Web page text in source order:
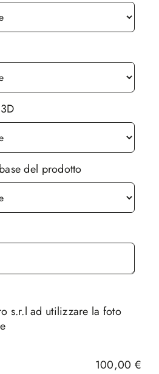
del prodotto
s.r.l ad utilizzare la foto
100,00 €